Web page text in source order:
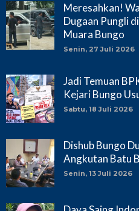
Meresahkan!
Dugaan Pungli
Muara Bungo
Senin, 27 Juli 2026
Jadi Temuan
Kejari Bungo
Sabtu, 18 Juli 2026
Dishub Bungo
Angkutan Batu
Senin, 13 Juli 2026